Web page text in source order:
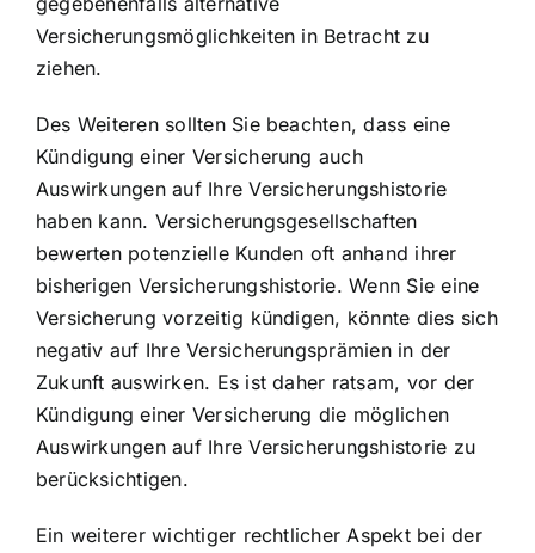
Versicherungsmöglichkeiten in Betracht zu
ziehen.
Des Weiteren sollten Sie beachten, dass eine
Kündigung einer Versicherung auch
Auswirkungen auf Ihre Versicherungshistorie
haben kann. Versicherungsgesellschaften
bewerten potenzielle Kunden oft anhand ihrer
bisherigen Versicherungshistorie. Wenn Sie eine
Versicherung vorzeitig kündigen, könnte dies sich
negativ auf Ihre Versicherungsprämien in der
Zukunft auswirken. Es ist daher ratsam, vor der
Kündigung einer Versicherung die möglichen
Auswirkungen auf Ihre Versicherungshistorie zu
berücksichtigen.
Ein weiterer wichtiger rechtlicher Aspekt bei der